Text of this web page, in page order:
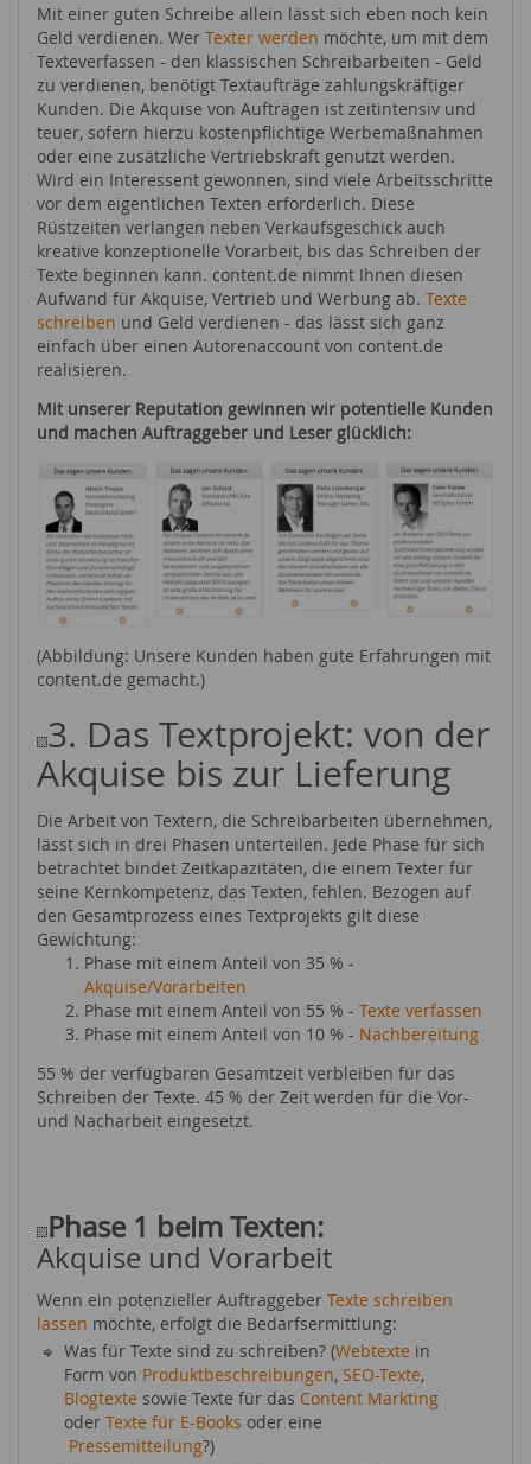
Mit einer guten Schreibe allein lässt sich eben noch kein
Geld verdienen. Wer Texter werden möchte, um mit dem
Texteverfassen - den klassischen Schreibarbeiten - Geld
zu verdienen, benötigt Textaufträge zahlungskräftiger
Kunden. Die Akquise von Aufträgen ist zeitintensiv und
teuer, sofern hierzu kostenpflichtige Werbemaßnahmen
oder eine zusätzliche Vertriebskraft genutzt werden.
Wird ein Interessent gewonnen, sind viele Arbeitsschritte
vor dem eigentlichen Texten erforderlich. Diese
Rüstzeiten verlangen neben Verkaufsgeschick auch
kreative konzeptionelle Vorarbeit, bis das Schreiben der
Texte beginnen kann. content.de nimmt Ihnen diesen
Aufwand für Akquise, Vertrieb und Werbung ab. Texte
schreiben und Geld verdienen - das lässt sich ganz
einfach über einen Autorenaccount von content.de
realisieren.
Mit unserer Reputation gewinnen wir potentielle Kunden
und machen Auftraggeber und Leser glücklich:
(Abbildung: Unsere Kunden haben gute Erfahrungen mit
content.de gemacht.)
3. Das Textprojekt: von der
Akquise bis zur Lieferung
Die Arbeit von Textern, die Schreibarbeiten übernehmen,
lässt sich in drei Phasen unterteilen. Jede Phase für sich
betrachtet bindet Zeitkapazitäten, die einem Texter für
seine Kernkompetenz, das Texten, fehlen. Bezogen auf
den Gesamtprozess eines Textprojekts gilt diese
Gewichtung:
Phase mit einem Anteil von 35 % -
Akquise/Vorarbeiten
Phase mit einem Anteil von 55 % - Texte verfassen
Phase mit einem Anteil von 10 % - Nachbereitung
55 % der verfügbaren Gesamtzeit verbleiben für das
Schreiben der Texte. 45 % der Zeit werden für die Vor-
und Nacharbeit eingesetzt.
Phase 1 beim Texten:
Akquise und Vorarbeit
Wenn ein potenzieller Auftraggeber Texte schreiben
lassen möchte, erfolgt die Bedarfsermittlung:
Was für Texte sind zu schreiben? (Webtexte in
Form von Produktbeschreibungen, SEO-Texte,
Blogtexte sowie Texte für das Content Markting
oder Texte für E-Books oder eine
Pressemitteilung?)